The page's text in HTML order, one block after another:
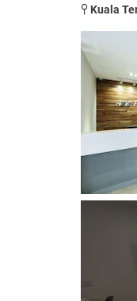
Kuala